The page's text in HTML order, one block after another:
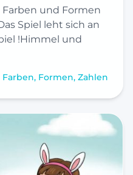
und Formen
Spiel leht sich an
!Himmel und
Farben, Formen, Zahlen